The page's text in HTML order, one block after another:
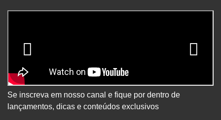
Se inscreva em nosso canal e fique por dentro de
lançamentos, dicas e conteúdos exclusivos